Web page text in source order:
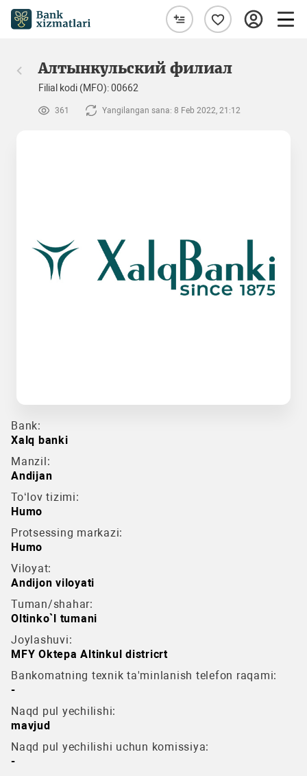
Алтынкульский филиал
Filial kodi (MFO): 00662
361 Yangilangan sana: 8 Feb 2022, 21:12
Bank:
Xalq banki
Manzil:
Andijan
To‘lov tizimi:
Humo
Protsessing markazi:
Humo
Viloyat:
Andijon viloyati
Tuman/shahar:
Oltinko`l tumani
Joylashuvi:
MFY Oktepa Altinkul districrt
Bankomatning texnik ta'minlanish telefon raqami:
-
Naqd pul yechilishi:
mavjud
Naqd pul yechilishi uchun komissiya:
-